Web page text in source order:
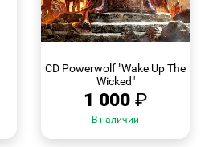
CD Powerwolf "Wake Up The
Wicked"
1 000 ₽
В наличии